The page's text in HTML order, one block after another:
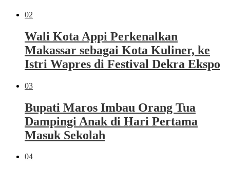
02
Wali Kota Appi Perkenalkan
Makassar sebagai Kota Kuliner, ke
Istri Wapres di Festival Dekra Ekspo
03
Bupati Maros Imbau Orang Tua
Dampingi Anak di Hari Pertama
Masuk Sekolah
04